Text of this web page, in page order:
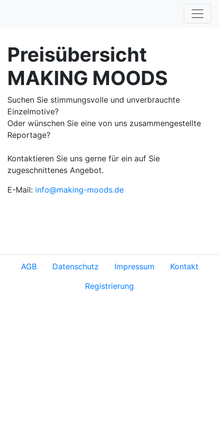
Preisübersicht
MAKING MOODS
Suchen Sie stimmungsvolle und unverbrauchte
Einzelmotive?
Oder wünschen Sie eine von uns zusammengestellte
Reportage?
Kontaktieren Sie uns gerne für ein auf Sie
zugeschnittenes Angebot.
E-Mail: info@making-moods.de
AGB Datenschutz Impressum
Kontakt
Registrierung